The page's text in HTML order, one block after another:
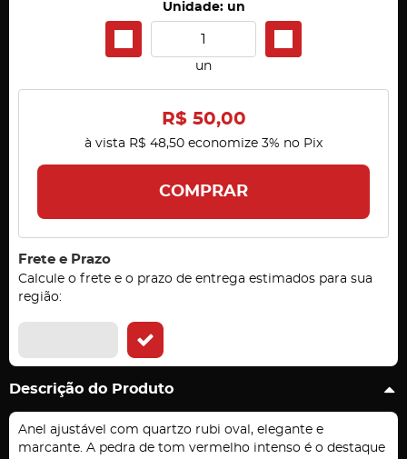
Unidade: un
un
R$ 50,00
à vista R$ 48,50 economize 3% no Pix
COMPRAR
Frete e Prazo
Calcule o frete e o prazo de entrega estimados para sua
região:
Descrição do Produto
Anel ajustável com quartzo rubi oval, elegante e
marcante. A pedra de tom vermelho intenso é o destaque